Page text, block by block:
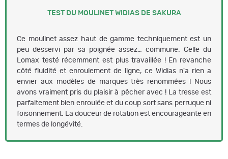
TEST DU MOULINET WIDIAS DE SAKURA
Ce moulinet assez haut de gamme techniquement est un
peu desservi par sa poignée assez… commune. Celle du
Lomax testé récemment est plus travaillée ! En revanche
côté fluidité et enroulement de ligne, ce Widias n'a rien a
envier aux modèles de marques très renommées ! Nous
avons vraiment pris du plaisir à pêcher avec ! La tresse est
parfaitement bien enroulée et du coup sort sans perruque ni
foisonnement. La douceur de rotation est encourageante en
termes de longévité.